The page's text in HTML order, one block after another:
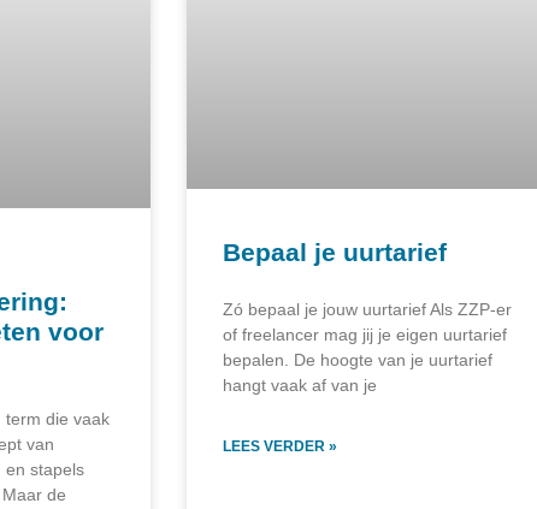
voor
term die vaak
van
en stapels
de
Bepaal je uurtarief
Zó bepaal je jouw uurtarief Als ZZP-er
of freelancer mag jij je eigen uurtarief
bepalen. De hoogte van je uurtarief
hangt vaak af van je
LEES VERDER »